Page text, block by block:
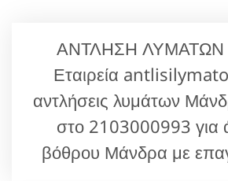
ΑΝΤΛΗΣΗ ΛΥΜΑΤΩΝ
Εταιρεία
αντλήσεις λυμάτων
στο 2103000993 για
βόθρου Μάνδρα με